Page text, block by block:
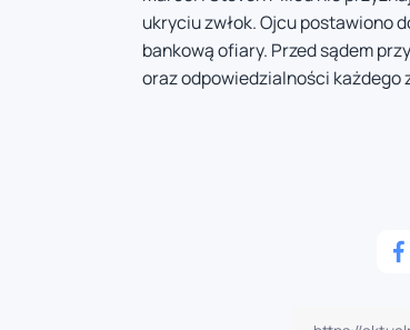
ukryciu zwłok. Ojcu postawiono
bankową ofiary. Przed sądem
oraz odpowiedzialności każdego